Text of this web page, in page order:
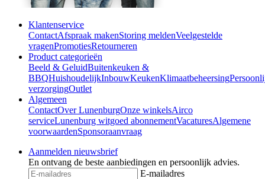
Klantenservice
ContactAfspraak makenStoring meldenVeelgestelde
vragenPromotiesRetourneren
Product categorieën
Beeld & GeluidBuitenkeuken &
BBQHuishoudelijkInbouwKeukenKlimaatbeheersing
verzorgingOutlet
Algemeen
ContactOver LunenburgOnze winkelsAirco
serviceLunenburg witgoed abonnementVacaturesAlgemene
voorwaardenSponsoraanvraag
Aanmelden nieuwsbrief
En ontvang de beste aanbiedingen en persoonlijk advies.
E-mailadres